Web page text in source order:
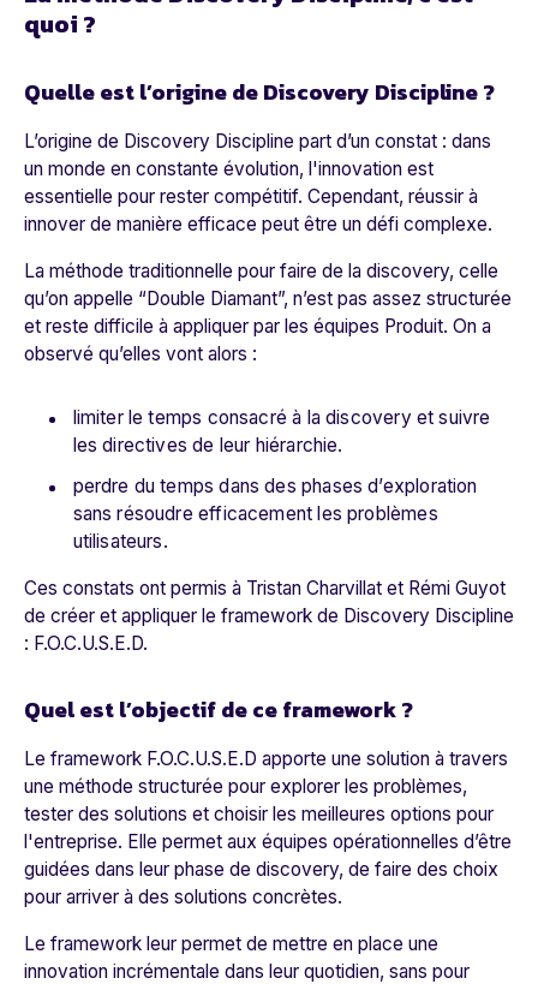
quoi ?
Quelle est l’origine de Discovery Discipline ?
L’origine de Discovery Discipline part d’un constat : dans
un monde en constante évolution, l'innovation est
essentielle pour rester compétitif. Cependant, réussir à
innover de manière efficace peut être un défi complexe.
La méthode traditionnelle pour faire de la discovery, celle
qu’on appelle “Double Diamant”, n’est pas assez structurée
et reste difficile à appliquer par les équipes Produit. On a
observé qu’elles vont alors :
limiter le temps consacré à la discovery et suivre
les directives de leur hiérarchie.
perdre du temps dans des phases d’exploration
sans résoudre efficacement les problèmes
utilisateurs.
Ces constats ont permis à Tristan Charvillat et Rémi Guyot
de créer et appliquer le framework de Discovery Discipline
: F.O.C.U.S.E.D.
Quel est l’objectif de ce framework ?
Le framework F.O.C.U.S.E.D apporte une solution à travers
une méthode structurée pour explorer les problèmes,
tester des solutions et choisir les meilleures options pour
l'entreprise. Elle permet aux équipes opérationnelles d’être
guidées dans leur phase de discovery, de faire des choix
pour arriver à des solutions concrètes.
Le framework leur permet de mettre en place une
innovation incrémentale dans leur quotidien, sans pour